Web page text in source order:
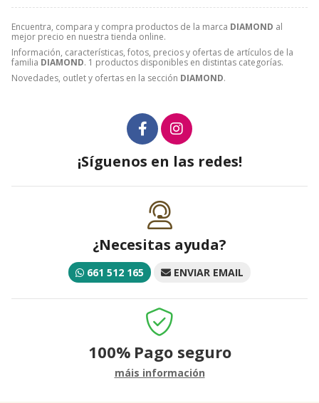
Encuentra, compara y compra productos de la marca DIAMOND al
mejor precio en nuestra tienda online.
Información, características, fotos, precios y ofertas de artículos de la
familia DIAMOND. 1 productos disponibles en distintas categorías.
Novedades, outlet y ofertas en la sección DIAMOND.
¡Síguenos en las redes!
¿Necesitas ayuda?
661 512 165 ENVIAR EMAIL
100% Pago seguro
máis información